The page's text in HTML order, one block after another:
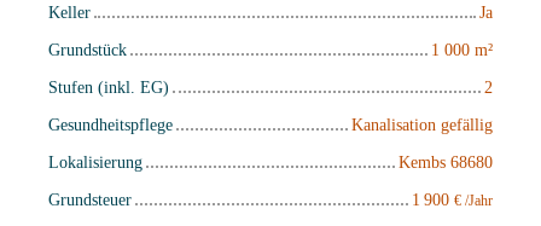
Keller
Ja
Grundstück
1 000 m²
Stufen (inkl. EG)
2
Gesundheitspflege
Kanalisation gefällig
Lokalisierung
Kembs 68680
Grundsteuer
1 900 € /Jahr